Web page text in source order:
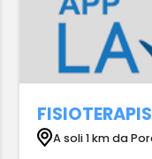
A soli 1 km da